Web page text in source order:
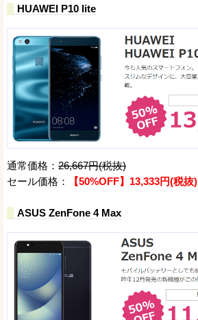
HUAWEI P10 lite
通常価格： 26,667円(税抜)
セール価格：
【50%OFF】13,333円(税抜)
ASUS ZenFone 4 Max